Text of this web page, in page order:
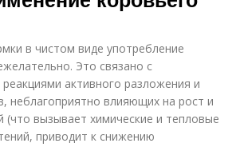
в чистом виде употребление
Это связано с
активного разложения и
неблагоприятно влияющих на рост и
(что вызывает химические и тепловые
приводит к снижению